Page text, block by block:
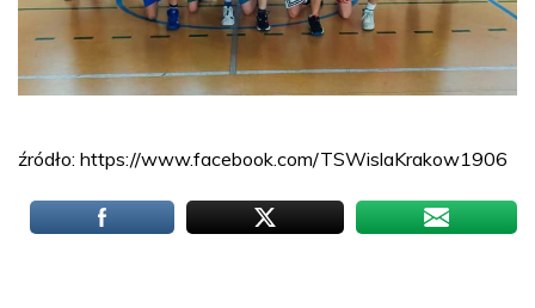
źródło: https://www.facebook.com/TSWislaKrakow1906